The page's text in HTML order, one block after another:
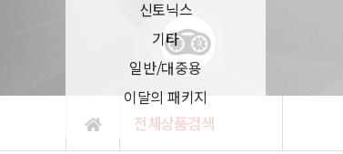
신토닉스
기타
일반/대중용
이달의 패키지
전체상품검색